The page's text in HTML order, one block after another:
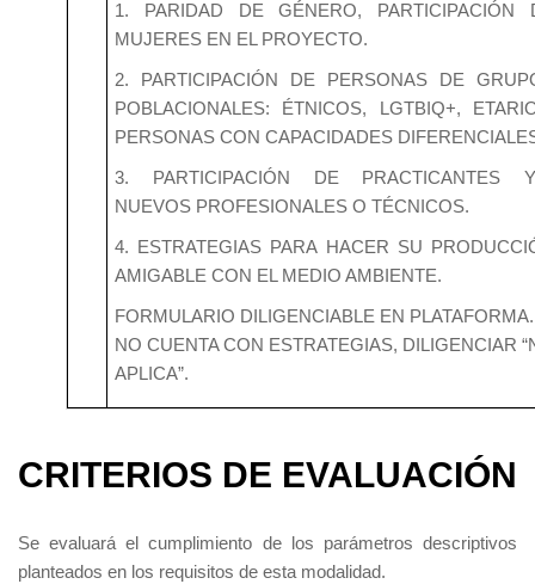
1. PARIDAD DE GÉNERO, PARTICIPACIÓN
MUJERES EN EL PROYECTO.
2. PARTICIPACIÓN DE PERSONAS DE
POBLACIONALES: ÉTNICOS, LGTBIQ+,
PERSONAS CON CAPACIDADES
3. PARTICIPACIÓN DE PRACTICANTES
NUEVOS PROFESIONALES O TÉCNICOS.
4. ESTRATEGIAS PARA HACER SU
AMIGABLE CON EL MEDIO AMBIENTE.
FORMULARIO DILIGENCIABLE EN
NO CUENTA CON ESTRATEGIAS, DILIGENCIAR
APLICA”.
CRITERIOS DE EVALUACIÓN
Se evaluará el cumplimiento de los parámetros descriptivos
planteados en los requisitos de esta modalidad.